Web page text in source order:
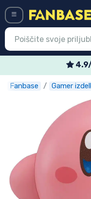
Fanbase Gamer
Vstop
Najnovejsi izdelki
Prodajni izdelki
Ekspresna
Prednaročila